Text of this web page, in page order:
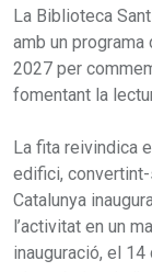
La Biblioteca
amb un programa
2027 per
fomentant la
La fita reivindica
edifici,
Catalunya
l’activitat en un
inauguració, el